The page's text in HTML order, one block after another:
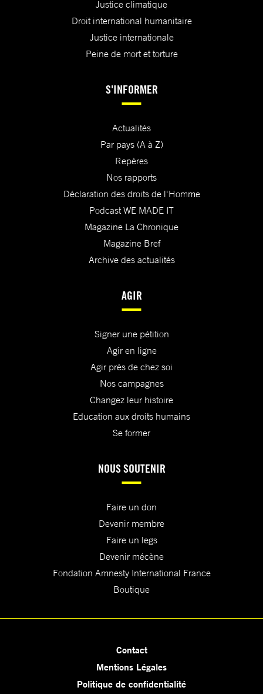
Justice climatique
Droit international humanitaire
Justice internationale
Peine de mort et torture
S'INFORMER
Actualités
Par pays (A à Z)
Repères
Nos rapports
Déclaration des droits de l'Homme
Podcast WE MADE IT
Magazine La Chronique
Magazine Bref
Archive des actualités
AGIR
Signer une pétition
Agir en ligne
Agir près de chez soi
Nos campagnes
Changez leur histoire
Education aux droits humains
Se former
NOUS SOUTENIR
Faire un don
Devenir membre
Faire un legs
Devenir mécène
Fondation Amnesty International France
Boutique
Contact
Mentions Légales
Politique de confidentialité